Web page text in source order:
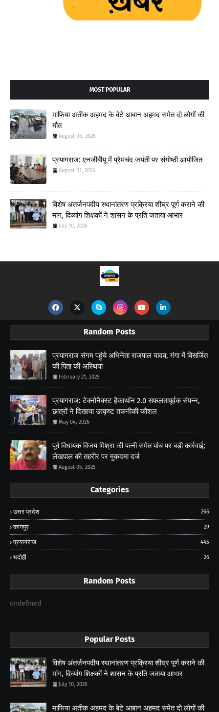
MOST POPULAR
माफिया अतीक अहमद के बेटे आबान अहमद समेत दो लोगों की
मौत
August 06, 2026
प्रयागराज: एनजीबीयू में प्रेमचंद जयंती पर संगोष्ठी आयोजित
August 01, 2026
विशेष अंतर्जनपदीय स्थानांतरण प्रक्रिया शीघ्र पूर्ण कराने की
मांग, दिव्यांग शिक्षकों ने शासन के प्रति जताया आभार
July 10, 2026
Random Posts
प्रयागराज संगम पहुंचे अभिनेता राजपाल यादव, गंगा में विसर्जित
की पिता की अस्थियां
February 21, 2025
प्रयागराज: टेक्नोनैक्स्ट हैकाथॉन 2.0 सफलतापूर्वक संपन्न,
छात्रों ने दिखाया उत्कृष्ट तकनीकी कौशल
May 04, 2026
पूर्व विधायक विजय मिश्रा की पत्नी समेत पांच पर बड़ी कार्रवाई;
लेखपाल की तहरीर पर मुकदमा दर्ज
August 05, 2025
Categories
उत्तर प्रदेश 266
कानपुर 29
प्रयागराज 445
भदोही 26
Random Posts
undefined
Popular Posts
विशेष अंतर्जनपदीय स्थानांतरण प्रक्रिया शीघ्र पूर्ण कराने की
मांग, दिव्यांग शिक्षकों ने शासन के प्रति जताया आभार
July 10, 2026
माफिया अतीक अहमद के बेटे आबान अहमद समेत दो लोगों की